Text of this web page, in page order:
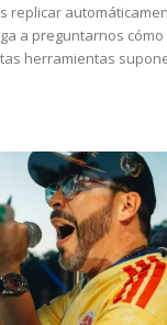
replicar
a preguntarnos
herramientas